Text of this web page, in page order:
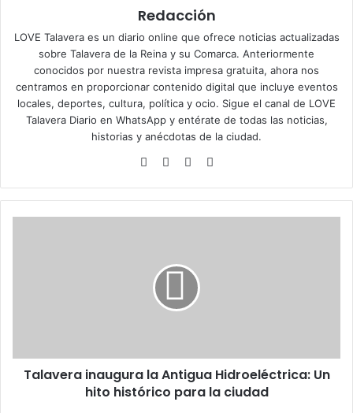
Redacción
LOVE Talavera es un diario online que ofrece noticias actualizadas
sobre Talavera de la Reina y su Comarca. Anteriormente
conocidos por nuestra revista impresa gratuita, ahora nos
centramos en proporcionar contenido digital que incluye eventos
locales, deportes, cultura, política y ocio. Sigue el canal de LOVE
Talavera Diario en WhatsAppy entérate de todas las noticias,
historias y anécdotas de la ciudad.
Siti
we
b
Fa
bo
ok
X
ra
m
i
Talavera inaugura la Antigua Hidroeléctrica: Un
hito histórico para la ciudad